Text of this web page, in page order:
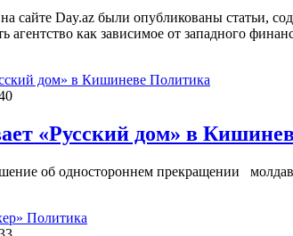
сайте Day.az были опубликованы статьи,
агентство как зависимое от западного
Политика
«Русский дом» в
об одностороннем прекращении
Политика